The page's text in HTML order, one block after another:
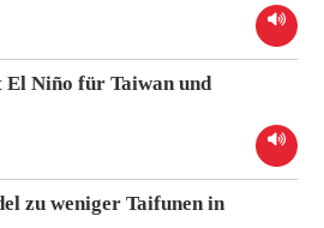
Niño für Taiwan und
zu weniger Taifunen in